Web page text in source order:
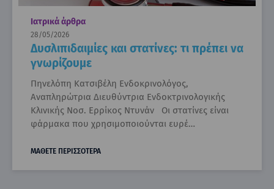
Ιατρικά άρθρα
28/05/2026
Δυσλιπιδαιμίες και στατίνες: τι πρέπει να
γνωρίζουμε
Πηνελόπη Κατσιβέλη Ενδοκρινολόγος,
Αναπληρώτρια Διευθύντρια Ενδοκτρινολογικής
Κλινικής Νοσ. Ερρίκος Ντυνάν Οι στατίνες είναι
φάρμακα που χρησιμοποιούνται ευρέ…
ΜΑΘΕΤΕ ΠΕΡΙΣΣΟΤΕΡΑ